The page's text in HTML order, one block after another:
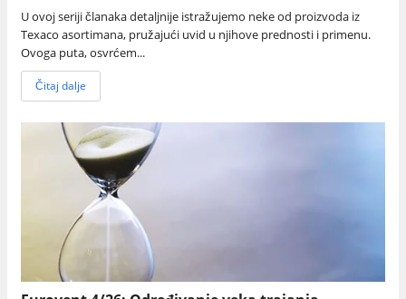
U ovoj seriji članaka detaljnije istražujemo neke od proizvoda iz
Texaco asortimana, pružajući uvid u njihove prednosti i primenu.
Ovoga puta, osvrćem...
Čitaj dalje